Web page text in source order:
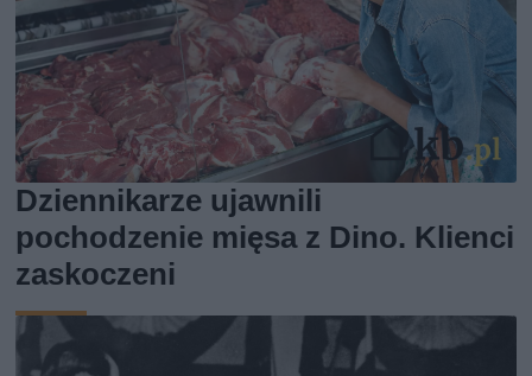
Dziennikarze ujawnili
pochodzenie mięsa z Dino. Klienci
zaskoczeni